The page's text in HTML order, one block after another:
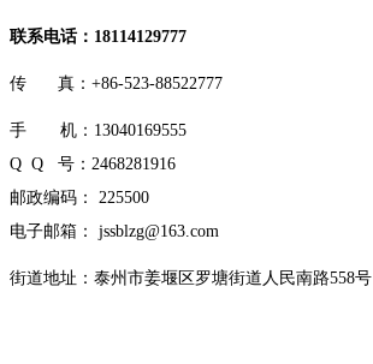
联系电话：18114129777
传 真：+86-523-88522777
手 机：13040169555
Q Q 号：2468281916
邮政编码： 225500
电子邮箱： jssblzg@163.com
街道地址：泰州市姜堰区罗塘街道人民南路558号